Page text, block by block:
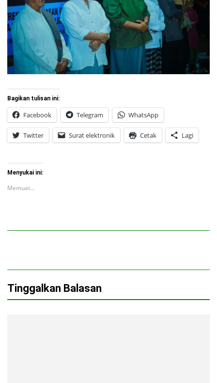
Bagikan tulisan ini:
Facebook Telegram WhatsApp
Twitter Surat elektronik Cetak Lagi
Menyukai ini:
Memuat...
Tinggalkan Balasan